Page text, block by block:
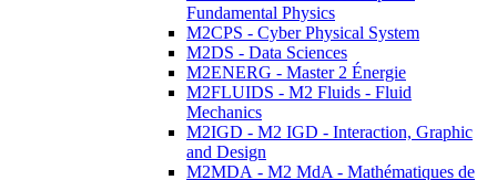
Fundamental Physics
M2CPS - Cyber Physical System
M2DS - Data Sciences
M2ENERG - Master 2 Énergie
M2FLUIDS - M2 Fluids - Fluid
Mechanics
M2IGD - M2 IGD - Interaction, Graphic
and Design
M2MDA - M2 MdA - Mathématiques de